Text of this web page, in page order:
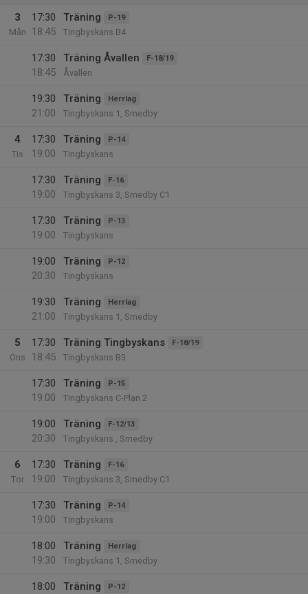
3
Mån
17:30
18:45
Träning P-19
Tingbyskans B4
17:30
18:45
Träning Åvallen F-18/19
Åvallen
19:30
21:00
Träning Herrlag
Tingbyskans 1, Smedby
4
Tis
17:30
19:00
Träning P-14
Tingbyskans
17:30
19:00
Träning F-16
Tingbyskans 3, Smedby C1
17:30
19:00
Träning P-13
Tingbyskans
19:00
20:30
Träning P-12
Tingbyskans
19:30
21:00
Träning Herrlag
Tingbyskans 1, Smedby
5
Ons
17:30
18:45
Träning Tingbyskans F-18/19
Tingbyskans B3
17:30
19:00
Träning P-15
Tingbyskans C-Plan 2
19:00
20:30
Träning F-12/13
Tingbyskans , Smedby
6
Tor
17:30
19:00
Träning F-16
Tingbyskans 3, Smedby C1
17:30
19:00
Träning P-14
Tingbyskans
18:00
19:30
Träning Herrlag
Tingbyskans 1, Smedby
18:00
Träning P-12